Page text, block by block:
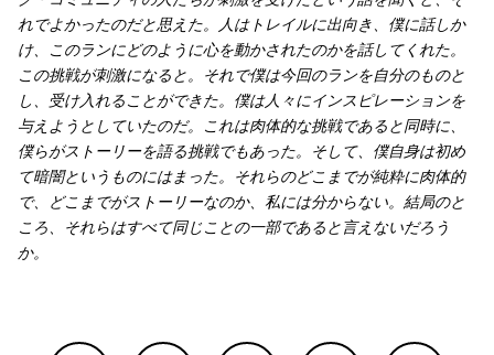
れでよかったのだと思えた。人はトレイルに出向き、僕に話しか
け、このランにどのように心を動かされたのかを話してくれた。
この挑戦が刺激になると。それで僕は今回のランを自分のものと
し、受け入れることができた。僕は人々にインスピレーションを
与えようとしていたのだ。これは肉体的な挑戦であると同時に、
僕らがストーリーを語る挑戦でもあった。そして、僕自身は初め
て暗闇というものにはまった。それらのどこまでが純粋に肉体的
で、どこまでがストーリーなのか、私には分からない。結局のと
ころ、それらはすべて同じことの一部であると言えないだろう
か。